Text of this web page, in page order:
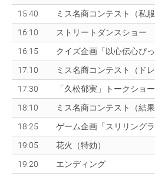
15:40
ミス名商コンテスト（私服
16:10
ストリートダンスショー
16:15
クイズ企画「以心伝心ぴっ
17:10
ミス名商コンテスト（ドレ
17:30
「久松郁実」トークショー
18:10
ミス名商コンテスト（結果
18:25
ゲーム企画「スリリングラ
19:05
花火（特効）
19:20
エンディング